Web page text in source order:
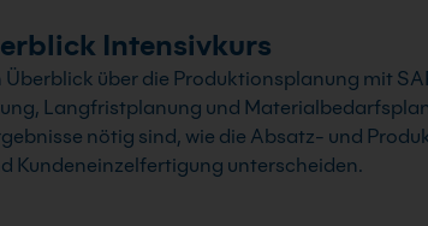
Intensivkurs
über die Produktionsplanung mit
Langfristplanung und
nötig sind, wie die Absatz- und
Kundeneinzelfertigung unterscheiden.